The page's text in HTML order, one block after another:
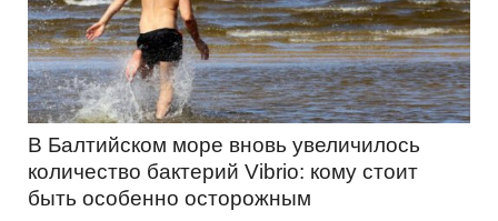
В Балтийском море вновь увеличилось
количество бактерий Vibrio: кому стоит
быть особенно осторожным